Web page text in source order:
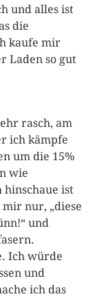
und alles ist
die
kaufe mir
Laden so gut
rasch, am
ich kämpfe
um die 15%
wie
hinschaue ist
nur, „diese
und
Ich würde
und
ich das